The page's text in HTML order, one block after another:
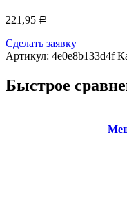
221,95 Р
Сделать заявку
Артикул: 4e0e8b133d4f
Быстрое